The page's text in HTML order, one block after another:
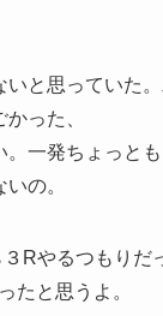
いと思っていた
った、
。一発ちょっと
の。
Rやるつもりだ
たと思うよ。